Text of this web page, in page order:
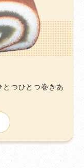
とつひとつ巻きあ